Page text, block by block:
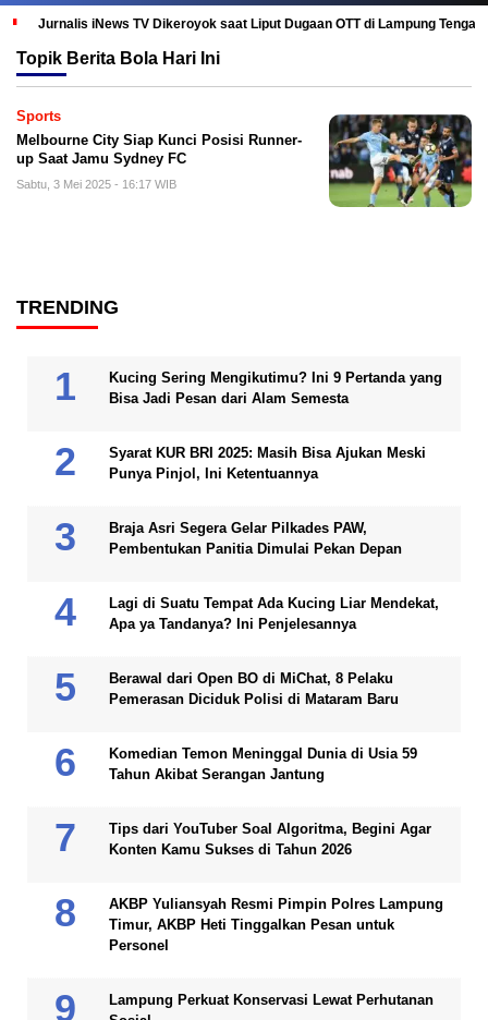
Jurnalis iNews TV Dikeroyok saat Liput Dugaan OTT di Lampung
Topik Berita Bola Hari Ini
Sports
Melbourne City Siap Kunci Posisi Runner-
up Saat Jamu Sydney FC
Sabtu, 3 Mei 2025 - 16:17 WIB
TRENDING
Kucing Sering Mengikutimu? Ini 9 Pertanda yang
Bisa Jadi Pesan dari Alam Semesta
Syarat KUR BRI 2025: Masih Bisa Ajukan Meski
Punya Pinjol, Ini Ketentuannya
Braja Asri Segera Gelar Pilkades PAW,
Pembentukan Panitia Dimulai Pekan Depan
Lagi di Suatu Tempat Ada Kucing Liar Mendekat,
Apa ya Tandanya? Ini Penjelesannya
Berawal dari Open BO di MiChat, 8 Pelaku
Pemerasan Diciduk Polisi di Mataram Baru
Komedian Temon Meninggal Dunia di Usia 59
Tahun Akibat Serangan Jantung
Tips dari YouTuber Soal Algoritma, Begini Agar
Konten Kamu Sukses di Tahun 2026
AKBP Yuliansyah Resmi Pimpin Polres Lampung
Timur, AKBP Heti Tinggalkan Pesan untuk
Personel
Lampung Perkuat Konservasi Lewat Perhutanan